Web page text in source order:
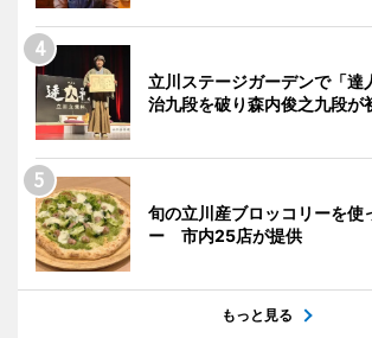
立川ステージガーデンで「
治九段を破り森内俊之九段が
旬の立川産ブロッコリーを使
ー 市内25店が提供
もっと見る